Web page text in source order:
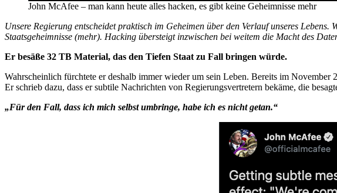
John McAfee – man kann heute alles hacken, es gibt keine Geheimnisse mehr
Unsere Regierung entscheidet praktisch im Geheimen über den Verlauf unseres
Staatsgeheimnisse (mehr). Hacking übersteigt inzwischen bei weitem die Macht des
Er besäße 32 TB Material, das den Tiefen Staat zu Fall bringen würde.
Wahrscheinlich fürchtete er deshalb immer wieder um sein Leben. Bereits im
Er schrieb dazu, dass er subtile Nachrichten von Regierungsvertretern bekäme, die
„Für den Fall, dass ich mich selbst umbringe, habe ich es nicht getan.“